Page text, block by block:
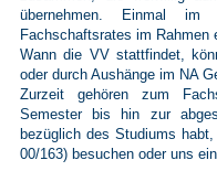
übernehmen. Einmal
Fachschaftsrates im Rahmen
Wann die VV stattfindet,
oder durch Aushänge im NA
Zurzeit gehören zum
Semester bis hin zur
bezüglich des Studiums
00/163) besuchen oder uns